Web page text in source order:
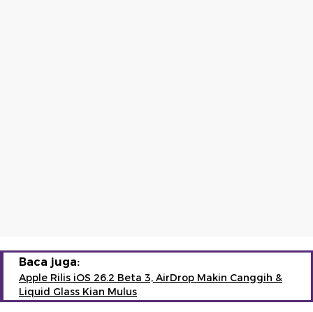
Baca juga:
Apple Rilis iOS 26.2 Beta 3, AirDrop Makin Canggih &
Liquid Glass Kian Mulus